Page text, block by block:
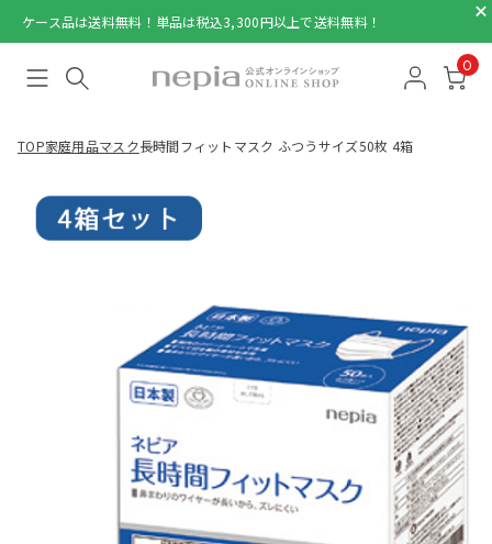
ケース品は送料無料！単品は税込3,300円以上で送料無料！
0
TOP家庭用品マスク長時間フィットマスク ふつうサイズ50枚 4箱